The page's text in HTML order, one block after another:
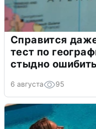
Справится
тест по
стыдно
6 августа 95